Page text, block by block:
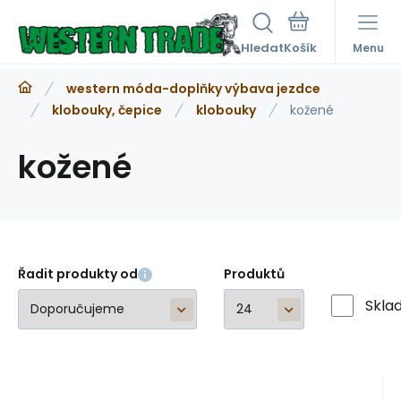
Hledat Menu
western móda-doplňky výbava jezdce
klobouky, čepice
klobouky kožené
kožené
Řadit produkty od Produktů